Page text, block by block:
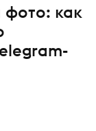
как